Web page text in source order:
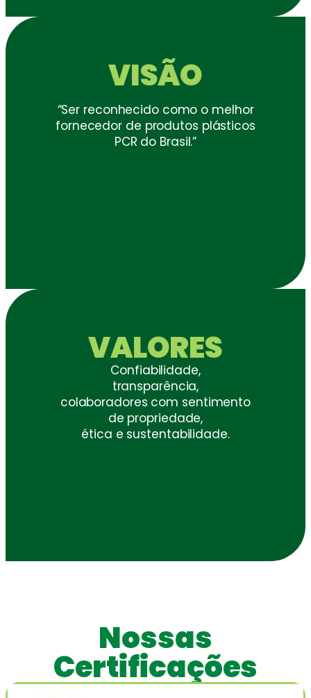
VISÃO
“Ser reconhecido como o melhor
fornecedor de produtos plásticos
PCR do Brasil.”
VALORES
Confiabilidade,
transparência,
colaboradores com sentimento
de propriedade,
ética e sustentabilidade.
Nossas
Certificações